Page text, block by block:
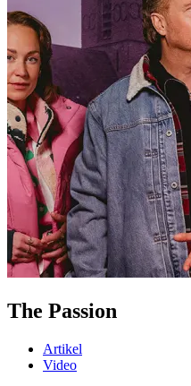
The Passion
Artikel
Video